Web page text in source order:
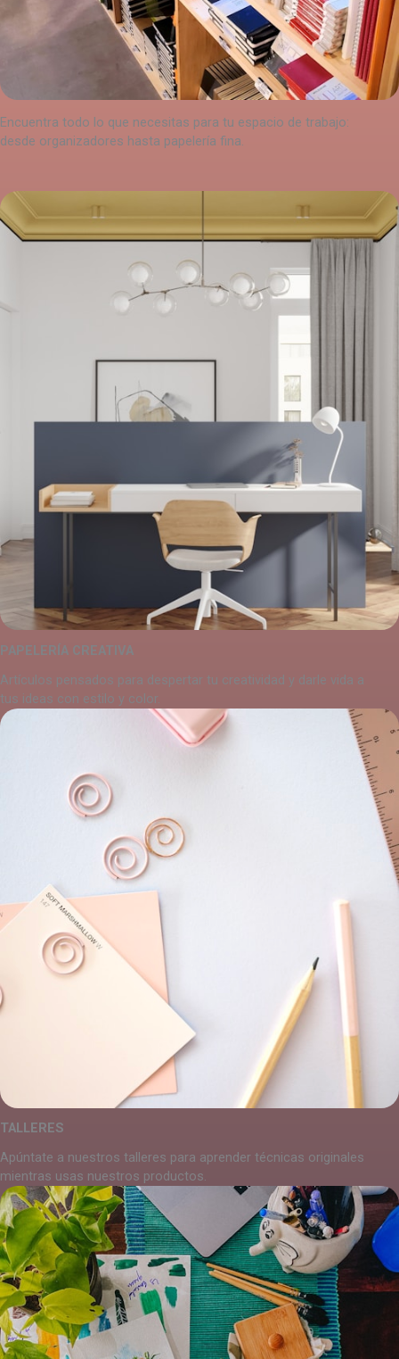
Encuentra todo lo que necesitas para tu espacio de trabajo:
desde organizadores hasta papelería fina.
PAPELERÍA CREATIVA
Artículos pensados para despertar tu creatividad y darle vida a
tus ideas con estilo y color.
TALLERES
Apúntate a nuestros talleres para aprender técnicas originales
mientras usas nuestros productos.